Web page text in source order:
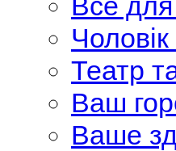
Театр
Ваш
Ваше